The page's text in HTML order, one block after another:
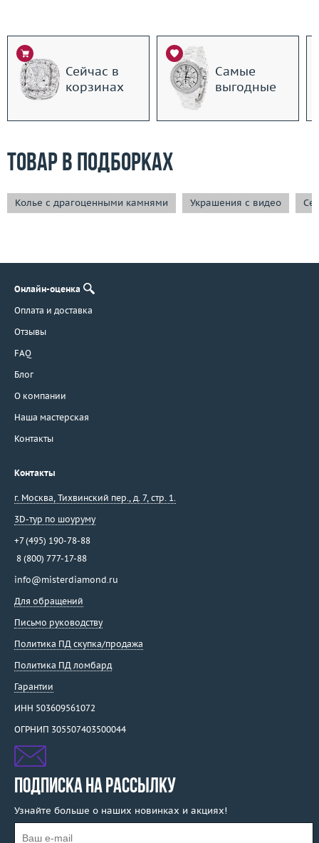
Сейчас в
корзинах
Самые
выгодные
Товар в подборках
Колье с драгоценными камнями Украшения с видео
Онлайн-оценка
Оплата и доставка
Отзывы
FAQ
Блог
О компании
Наша мастерская
Контакты
Контакты
г. Москва, Тихвинский пер., д. 7, стр. 1.
3D-тур по шоуруму
+7 (495) 190-78-88
8 (800) 777-17-88
info@misterdiamond.ru
Для обращений
Письмо руководству
Политика ПД скупка/продажа
Политика ПД ломбард
Гарантии
ИНН 503609561072
ОГРНИП 305507403500044
ПОДПИСКА НА РАССЫЛКУ
Узнайте больше о наших новинках и акциях!